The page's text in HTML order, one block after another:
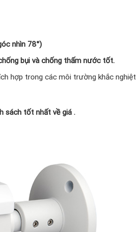
nhìn 78°)
bụi và chống thấm nước tốt.
hợp trong các môi trường khắc nghiệt
sách tốt nhất về giá .